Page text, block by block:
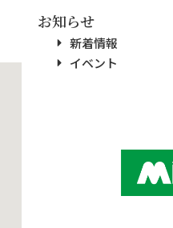
お知らせ
新着情報
イベント